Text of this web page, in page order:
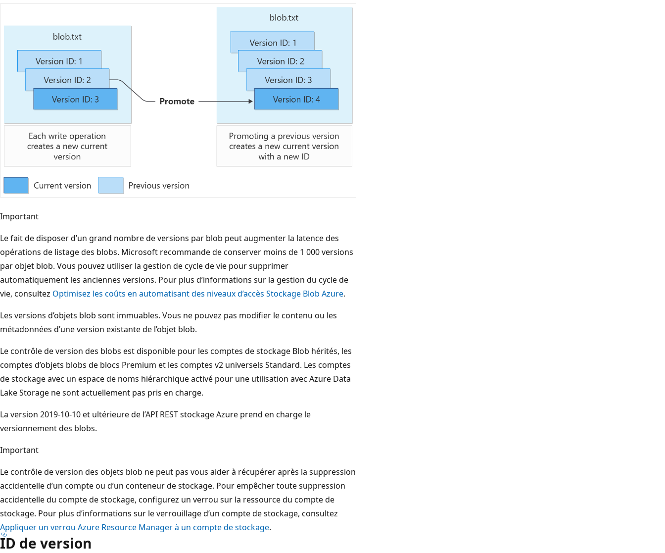
Important
Le fait de disposer d’un grand nombre de versions par blob peut augmenter la latence des
opérations de listage des blobs. Microsoft recommande de conserver moins de 1 000 versions
par objet blob. Vous pouvez utiliser la gestion de cycle de vie pour supprimer
automatiquement les anciennes versions. Pour plus d’informations sur la gestion du cycle de
vie, consultez Optimisez les coûts en automatisant des niveaux d’accès Stockage Blob Azure.
Les versions d’objets blob sont immuables. Vous ne pouvez pas modifier le contenu ou les
métadonnées d’une version existante de l’objet blob.
Le contrôle de version des blobs est disponible pour les comptes de stockage Blob hérités, les
comptes d’objets blobs de blocs Premium et les comptes v2 universels Standard. Les comptes
de stockage avec un espace de noms hiérarchique activé pour une utilisation avec Azure Data
Lake Storage ne sont actuellement pas pris en charge.
La version 2019-10-10 et ultérieure de l’API REST stockage Azure prend en charge le
versionnement des blobs.
Important
Le contrôle de version des objets blob ne peut pas vous aider à récupérer après la suppression
accidentelle d’un compte ou d’un conteneur de stockage. Pour empêcher toute suppression
accidentelle du compte de stockage, configurez un verrou sur la ressource du compte de
stockage. Pour plus d’informations sur le verrouillage d’un compte de stockage, consultez
Appliquer un verrou Azure Resource Manager à un compte de stockage.
ID de version